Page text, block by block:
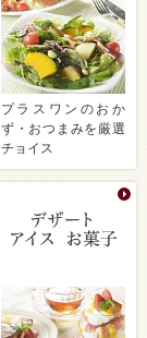
プラスワンのおか
ず・おつまみを厳選
チョイス